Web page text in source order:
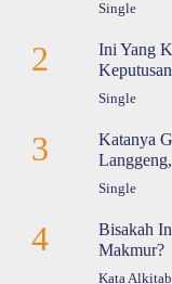
Single
2
Ini Yang
Single
3
Katanya
Single
4
Bisakah
Makmur?
Kata Alkitab